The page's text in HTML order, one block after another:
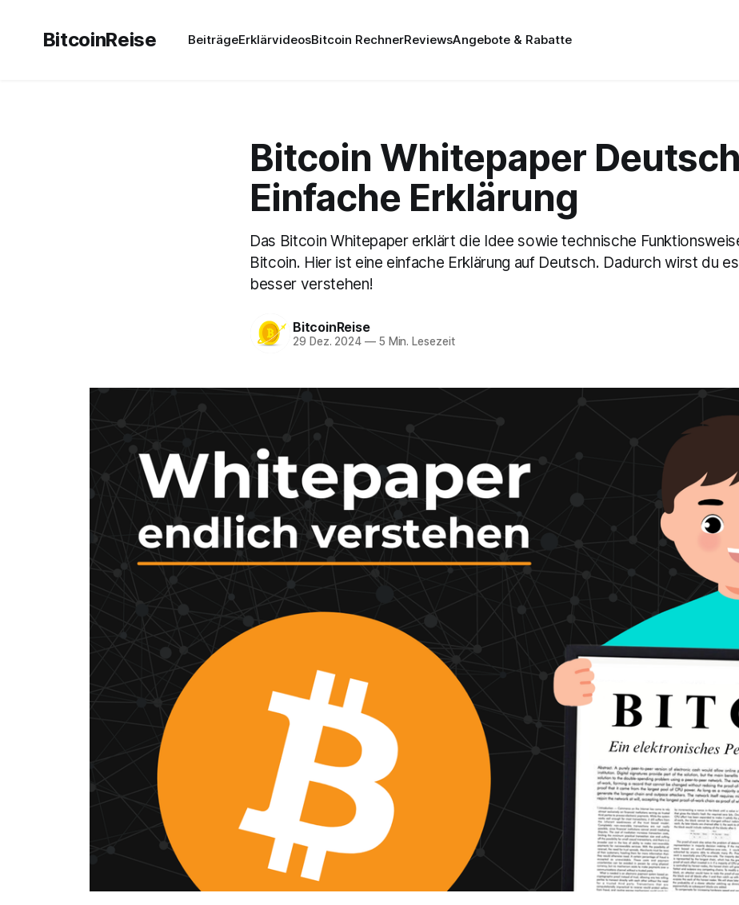
BitcoinReise BeiträgeErklärvideosBitcoin RechnerReviewsAngebote & Rabatte
Bitcoin Whitepaper
Einfache Erklärung
Das Bitcoin Whitepaper erklärt die Idee sowie technische
Bitcoin. Hier ist eine einfache Erklärung auf Deutsch. Dadurch wirst du
besser verstehen!
BitcoinReise
29 Dez. 2024 —5 Min. Lesezeit